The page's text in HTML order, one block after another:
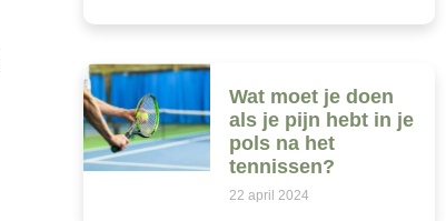
Wat moet je doen
als je pijn hebt in je
pols na het
tennissen?
22 april 2024